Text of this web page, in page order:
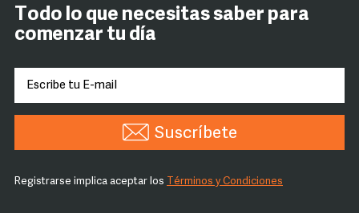
Todo lo que necesitas saber para
comenzar tu día
Suscríbete
Registrarse implica aceptar los Términos y Condiciones